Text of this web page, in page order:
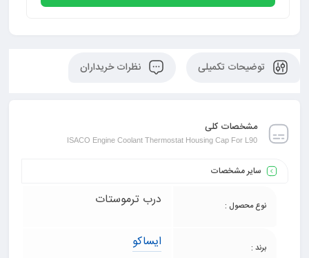
توضیحات تکمیلی نظرات خریداران
مشخصات کلی
ISACO Engine Coolant Thermostat Housing Cap For L90
سایر مشخصات
نوع محصول : درب ترموستات
برند : ایساکو